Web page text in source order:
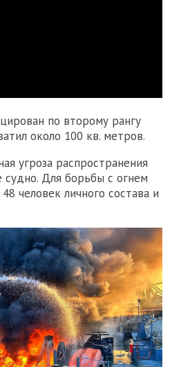
по второму рангу
около 100 кв. метров.
угроза распространения
судно. Для борьбы с огнем
человек личного состава и